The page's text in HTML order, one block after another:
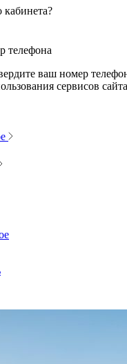
телефона
ваш номер
сервисов сайта